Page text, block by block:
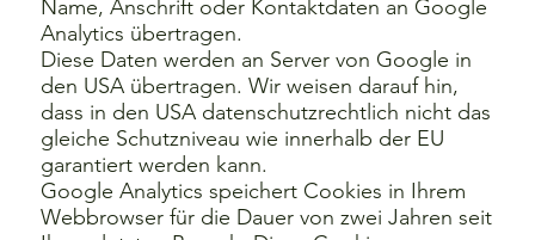
Name, Anschrift oder Kontaktdaten an Google
Analytics übertragen.
Diese Daten werden an Server von Google in
den USA übertragen. Wir weisen darauf hin,
dass in den USA datenschutzrechtlich nicht das
gleiche Schutzniveau wie innerhalb der EU
garantiert werden kann.
Google Analytics speichert Cookies in Ihrem
Webbrowser für die Dauer von zwei Jahren seit